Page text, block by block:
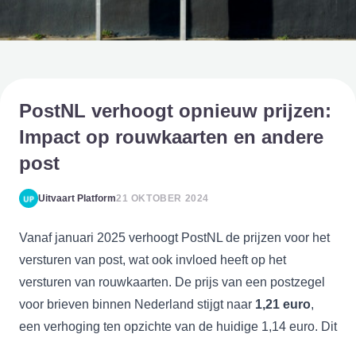
PostNL verhoogt opnieuw prijzen:
Impact op rouwkaarten en andere
post
Uitvaart Platform21 OKTOBER 2024
Vanaf januari 2025 verhoogt PostNL de prijzen voor het
versturen van post, wat ook invloed heeft op het
versturen van rouwkaarten. De prijs van een postzegel
voor brieven binnen Nederland stijgt naar 1,21 euro,
een verhoging ten opzichte van de huidige 1,14 euro. Dit